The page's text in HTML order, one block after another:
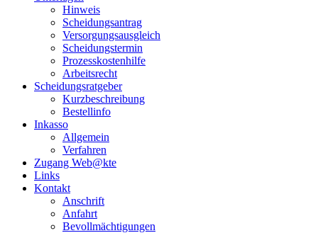
Hinweis
Scheidungsantrag
Versorgungsausgleich
Scheidungstermin
Prozesskostenhilfe
Arbeitsrecht
Scheidungsratgeber
Kurzbeschreibung
Bestellinfo
Inkasso
Allgemein
Verfahren
Zugang Web@kte
Links
Kontakt
Anschrift
Anfahrt
Bevollmächtigungen